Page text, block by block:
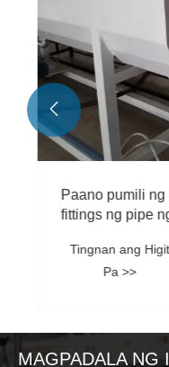
Paano pumili ng
Tingnan ang Higit
